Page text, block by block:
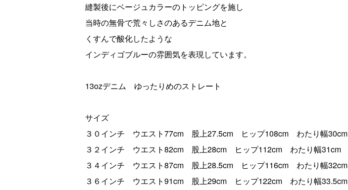
縫製後にベージュカラーのトッピングを施し
当時の無骨で荒々しさのあるデニム地と
くすんで酸化したような
インディゴブルーの雰囲気を表現しています。
13ozデニム ゆったりめのストレート
サイズ
３０インチ ウエスト77cm 股上27.5cm ヒップ108cm わたり幅30cm
３２インチ ウエスト82cm 股上28cm ヒップ112cm わたり幅31cm
３４インチ ウエスト87cm 股上28.5cm ヒップ116cm わたり幅32cm
３６インチ ウエスト91cm 股上29cm ヒップ122cm わたり幅33.5cm